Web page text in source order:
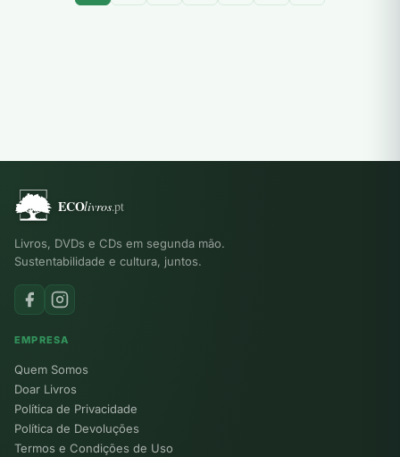
Livros, DVDs e CDs em segunda mão.
Sustentabilidade e cultura, juntos.
EMPRESA
Quem Somos
Doar Livros
Política de Privacidade
Política de Devoluções
Termos e Condições de Uso